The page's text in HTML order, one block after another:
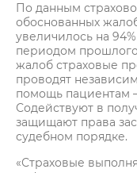
По данным
обоснованных
увеличилось на
периодом
жалоб страховые
проводят
помощь пациентам
Содействуют в
защищают права
судебном порядке.
«Страховые